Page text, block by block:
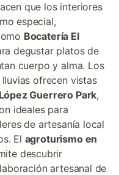
que los interiores
especial,
Bocatería El
degustar platos de
cuerpo y alma. Los
ofrecen vistas
Guerrero Park,
ideales para
de artesanía local
El agroturismo en
descubrir
artesanal de